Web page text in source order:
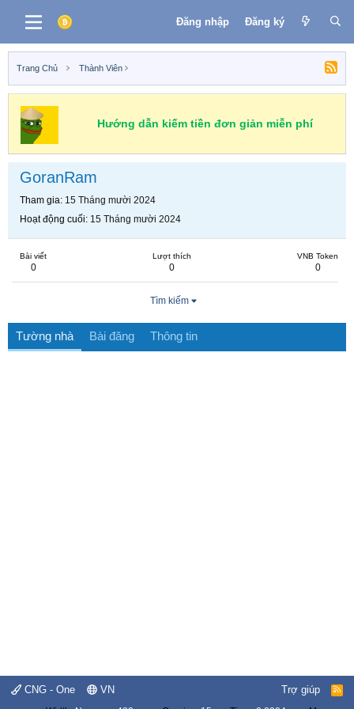
Đăng nhập Đăng ký
Trang Chủ Thành Viên
Hướng dẫn kiếm tiền đơn giản miễn phí
GoranRam
Tham gia 15 Tháng mười 2024
Hoạt động cuối 15 Tháng mười 2024
Bài viết
0
Lượt thích
0
VNB Token
0
Tìm kiếm
Tường nhà Bài đăng Thông tin
CNG - One VN Trợ giúp
R